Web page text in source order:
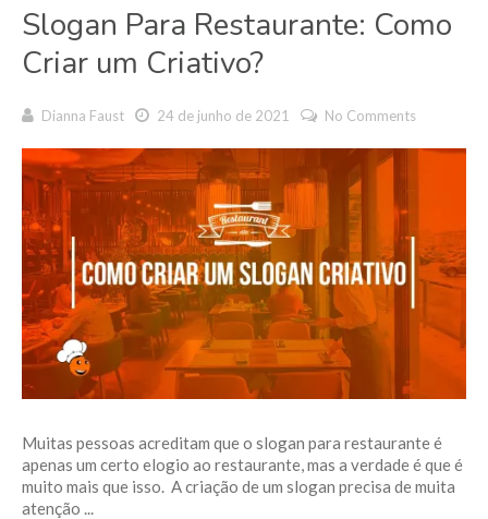
Slogan Para Restaurante: Como
Criar um Criativo?
Dianna Faust 24 de junho de 2021 No Comments
Muitas pessoas acreditam que o slogan para restaurante é
apenas um certo elogio ao restaurante, mas a verdade é que é
muito mais que isso. A criação de um slogan precisa de muita
atenção ...